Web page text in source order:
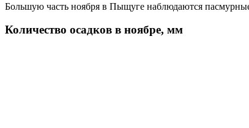
Большую часть ноября в Пыщуге наблюдаются
Количество осадков в ноябре, мм